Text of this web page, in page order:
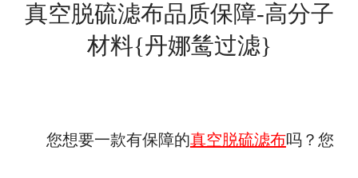
真空脱硫滤布品质保障-高分子
材料{丹娜鸶过滤}
您想要一款有保障的真空脱硫滤布吗？您